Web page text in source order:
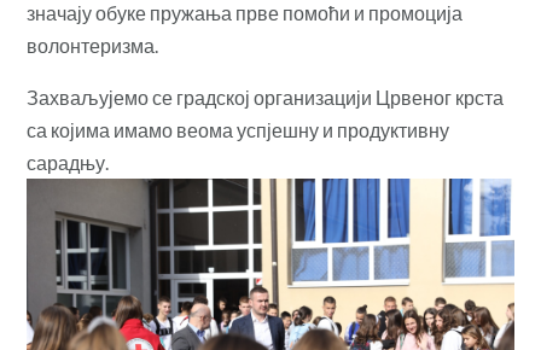
значају обуке пружања прве помоћи и промоција
волонтеризма.
Захваљујемо се градској организацији Црвеног крста
са којима имамо веома успјешну и продуктивну
сарадњу.